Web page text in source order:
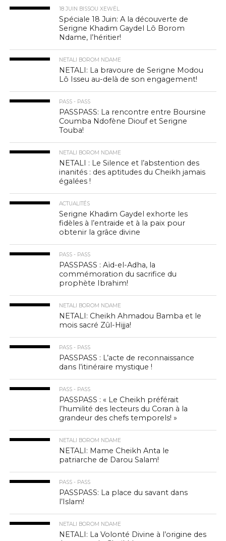
18 JUIN BISSOU XEWËL
Spéciale 18 Juin: A la découverte de
Serigne Khadim Gaydel Lô Borom
Ndame, l’héritier!
NETALI BOROM NDAME
NETALI: La bravoure de Serigne Modou
Lô Isseu au-delà de son engagement!
PASS - PASS
PASSPASS: La rencontre entre Boursine
Coumba Ndofène Diouf et Serigne
Touba!
NETALI BOROM NDAME
NETALI : Le Silence et l’abstention des
inanités : des aptitudes du Cheikh jamais
égalées !
ACTUALITÉS
Serigne Khadim Gaydel exhorte les
fidèles à l’entraide et à la paix pour
obtenir la grâce divine
PASS - PASS
PASSPASS : Aïd-el-Adha, la
commémoration du sacrifice du
prophète Ibrahim!
NETALI BOROM NDAME
NETALI: Cheikh Ahmadou Bamba et le
mois sacré Zûl-Hijja!
PASS - PASS
PASSPASS : L’acte de reconnaissance
dans l’itinéraire mystique !
PASS - PASS
PASSPASS : « Le Cheikh préférait
l’humilité des lecteurs du Coran à la
grandeur des chefs temporels! »
NETALI BOROM NDAME
NETALI: Mame Cheikh Anta le
patriarche de Darou Salam!
PASS - PASS
PASSPASS: La place du savant dans
l’Islam!
NETALI BOROM NDAME
NETALI: La Volonté Divine à l’origine des